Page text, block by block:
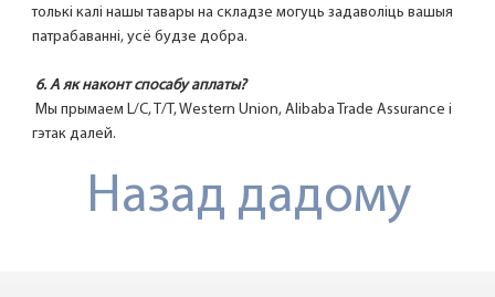
толькі калі нашы тавары на складзе могуць задаволіць вашыя
патрабаванні, усё будзе добра.
6. А як наконт спосабу аплаты?
гэтак далей.
Назад дадому